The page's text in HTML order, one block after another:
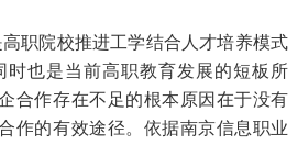
职院校推进工学结合人才培养模式
时也是当前高职教育发展的短板所
合作存在不足的根本原因在于没有
作的有效途径。依据南京信息职业